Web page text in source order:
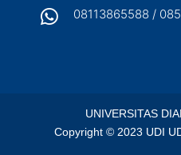
 08113865588 /
UNIVERSITAS
Copyright © 2023 UDI